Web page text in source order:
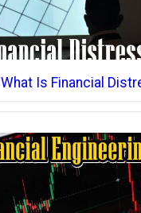
What Is Financial